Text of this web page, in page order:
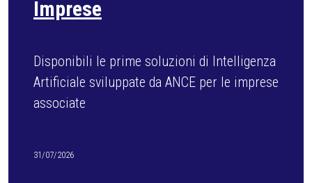
Dal 3 agosto operative le nuove soglie
minime di installazione
29/07/2026